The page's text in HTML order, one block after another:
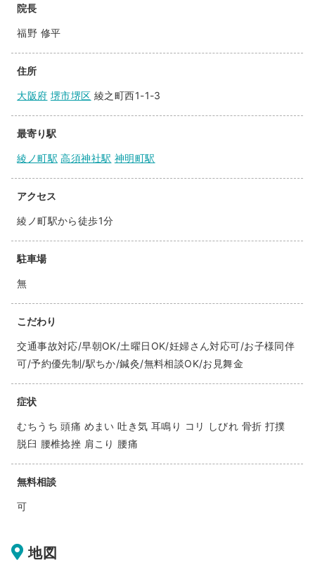
院長
福野 修平
住所
大阪府 堺市堺区 綾之町西1-1-3
最寄り駅
綾ノ町駅 高須神社駅 神明町駅
アクセス
綾ノ町駅から徒歩1分
駐車場
無
こだわり
交通事故対応/早朝OK/土曜日OK/妊婦さん対応可/お子様同伴
可/予約優先制/駅ちか/鍼灸/無料相談OK/お見舞金
症状
むちうち 頭痛 めまい 吐き気 耳鳴り コリ しびれ 骨折 打撲
脱臼 腰椎捻挫 肩こり 腰痛
無料相談
可
地図